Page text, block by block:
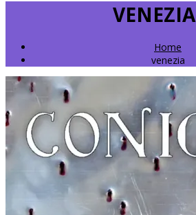
VENEZIA
Home
venezia